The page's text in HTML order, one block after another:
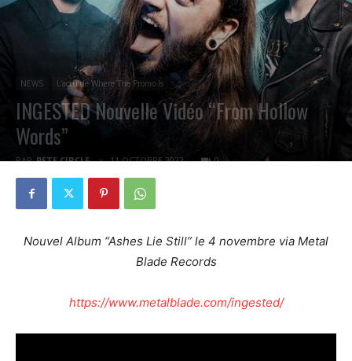
NEWS L'actu de Where The Promo Is
INGESTED Nouvelle Vidéo “From Hollow
Words”
PAR PETE CIRCLE 11 OCTOBRE 2022 0
Nouvel Album “Ashes Lie Still” le 4 novembre via Metal
Blade Records
https://www.metalblade.com/ingested/